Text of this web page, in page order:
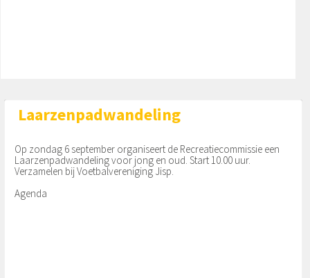
Laarzenpadwandeling
Op zondag 6 september organiseert de Recreatiecommissie een
Laarzenpadwandeling voor jong en oud. Start 10.00 uur.
Verzamelen bij Voetbalvereniging Jisp.
Agenda